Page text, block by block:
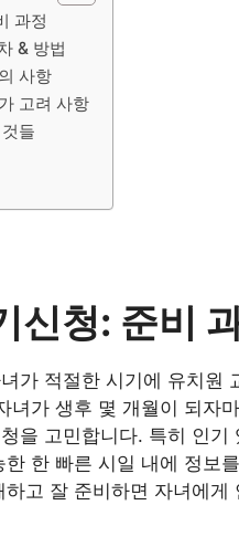
과정
& 방법
사항
고려 사항
들
신청: 준비
가 적절한 시기에 유치원
녀가 생후 몇 개월이 되자
을 고민합니다. 특히 인
한 빠른 시일 내에 정보
고 잘 준비하면 자녀에